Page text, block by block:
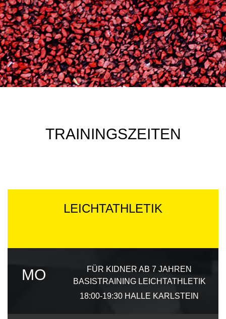
TRAININGSZEITEN
LEICHTATHLETIK
MO
FÜR KIDNER AB 7 JAHREN
BASISTRAINING LEICHTATHLETIK
18:00-19:30 HALLE KARLSTEIN